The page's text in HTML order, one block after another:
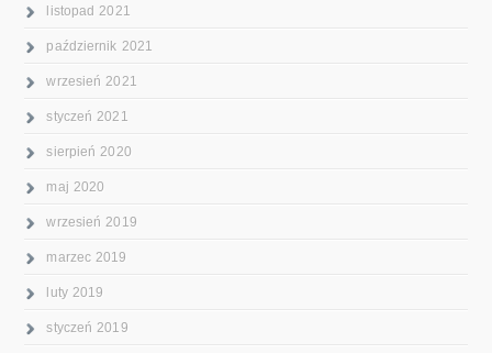
listopad 2021
październik 2021
wrzesień 2021
styczeń 2021
sierpień 2020
maj 2020
wrzesień 2019
marzec 2019
luty 2019
styczeń 2019